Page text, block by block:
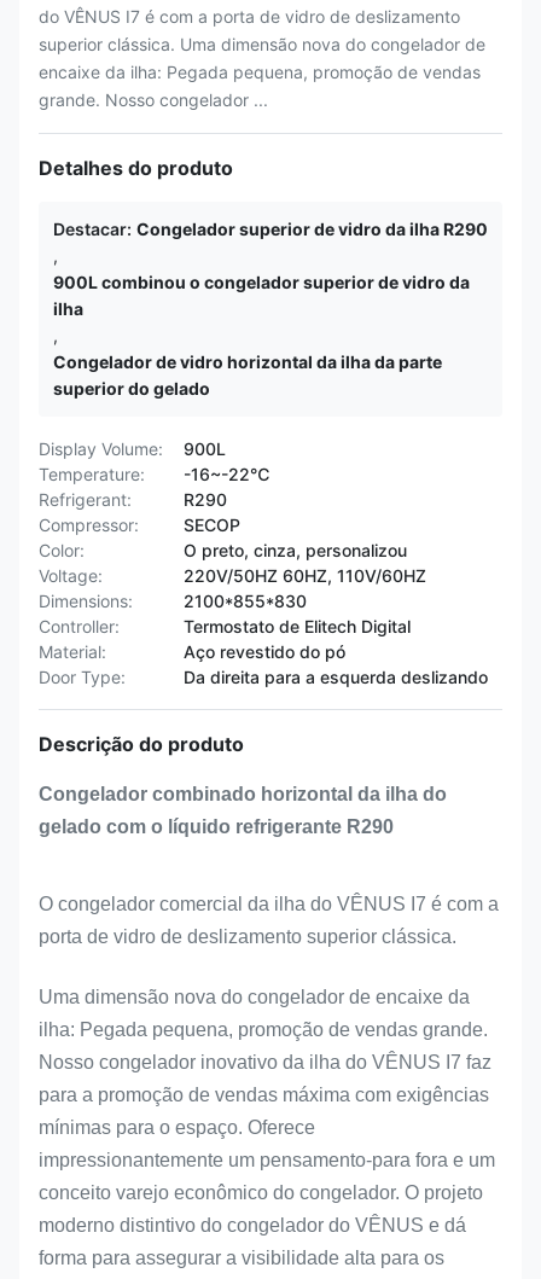
do VÊNUS I7 é com a porta de vidro de deslizamento
superior clássica. Uma dimensão nova do congelador de
encaixe da ilha: Pegada pequena, promoção de vendas
grande. Nosso congelador ...
Detalhes do produto
Destacar: Congelador superior de vidro da ilha R290
,
900L combinou o congelador superior de vidro da
ilha
,
Congelador de vidro horizontal da ilha da parte
superior do gelado
Display Volume:
900L
Temperature:
-16~-22℃
Refrigerant:
R290
Compressor:
SECOP
Color:
O preto, cinza, personalizou
Voltage:
220V/50HZ 60HZ, 110V/60HZ
Dimensions:
2100*855*830
Controller:
Termostato de Elitech Digital
Material:
Aço revestido do pó
Door Type:
Da direita para a esquerda deslizando
Descrição do produto
Congelador combinado horizontal da ilha do
gelado com o líquido refrigerante R290
O congelador comercial da ilha do VÊNUS I7 é com a
porta de vidro de deslizamento superior clássica.
Uma dimensão nova do congelador de encaixe da
ilha: Pegada pequena, promoção de vendas grande.
Nosso congelador inovativo da ilha do VÊNUS I7 faz
para a promoção de vendas máxima com exigências
mínimas para o espaço. Oferece
impressionantemente um pensamento-para fora e um
conceito varejo econômico do congelador. O projeto
moderno distintivo do congelador do VÊNUS e dá
forma para assegurar a visibilidade alta para os